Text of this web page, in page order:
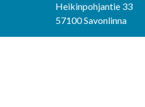
Heikinpohjantie 33
57100 Savonlinna